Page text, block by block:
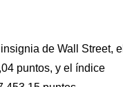
de Wall Street, el
puntos, y el índice